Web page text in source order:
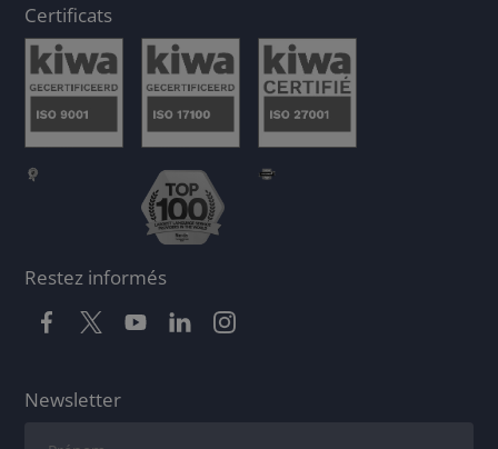
Certificats
Restez informés
Newsletter